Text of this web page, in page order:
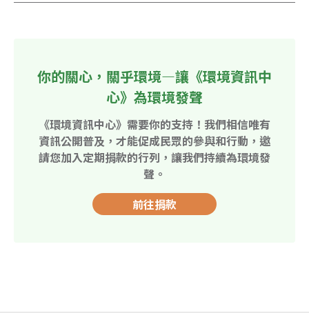
你的關心，關乎環境—讓《環境資訊中
心》為環境發聲
《環境資訊中心》需要你的支持！我們相信唯有
資訊公開普及，才能促成民眾的參與和行動，邀
請您加入定期捐款的行列，讓我們持續為環境發
聲。
前往捐款